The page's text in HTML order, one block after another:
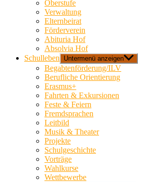
Oberstufe
Verwaltung
Elternbeirat
Förderverein
Abituria Hof
Absolvia Hof
Schulleben
Untermenü anzeigen
Begabtenförderung/ILV
Berufliche Orientierung
Erasmus+
Fahrten & Exkursionen
Feste & Feiern
Fremdsprachen
Leitbild
Musik & Theater
Projekte
Schulgeschichte
Vorträge
Wahlkurse
Wettbewerbe